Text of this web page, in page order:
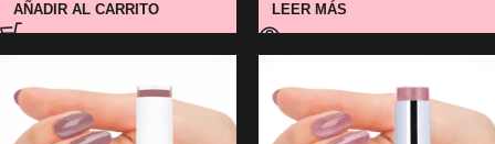
AÑADIR AL CARRITO LEER MÁS